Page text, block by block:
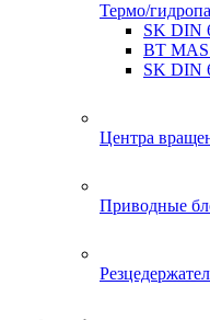
Термо/
SK DIN
BT MAS
SK DIN
Центра
Приводные